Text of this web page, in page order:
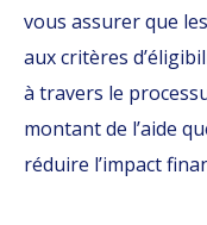
vous assurer que
aux critères
à travers le
montant de l’aide
réduire l’impact